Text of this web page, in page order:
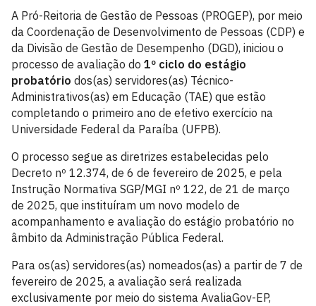
A Pró-Reitoria de Gestão de Pessoas (PROGEP), por meio
da Coordenação de Desenvolvimento de Pessoas (CDP) e
da Divisão de Gestão de Desempenho (DGD), iniciou o
processo de avaliação do 1º ciclo do estágio
probatório dos(as) servidores(as) Técnico-
Administrativos(as) em Educação (TAE) que estão
completando o primeiro ano de efetivo exercício na
Universidade Federal da Paraíba (UFPB).
O processo segue as diretrizes estabelecidas pelo
Decreto nº 12.374, de 6 de fevereiro de 2025, e pela
Instrução Normativa SGP/MGI nº 122, de 21 de março
de 2025, que instituíram um novo modelo de
acompanhamento e avaliação do estágio probatório no
âmbito da Administração Pública Federal.
Para os(as) servidores(as) nomeados(as) a partir de 7 de
fevereiro de 2025, a avaliação será realizada
exclusivamente por meio do sistema AvaliaGov-EP,